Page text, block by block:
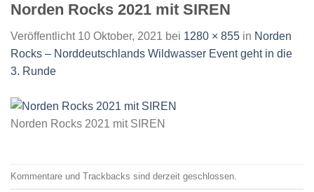
Norden Rocks 2021 mit SIREN
Veröffentlicht 10 Oktober, 2021 bei 1280 × 855 in Norden
Rocks – Norddeutschlands Wildwasser Event geht in die
3. Runde
Norden Rocks 2021 mit SIREN
Kommentare und Trackbacks sind derzeit geschlossen.